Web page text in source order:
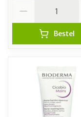
Bestel